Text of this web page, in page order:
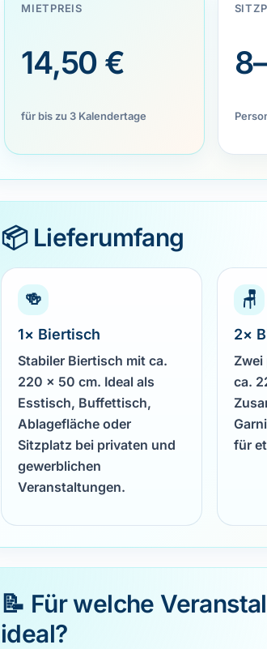
MIETPREIS
14,50 €
für bis zu 3 Kalendertage
📦 Lieferumfang
🍻
1× Biertisch
Stabiler Biertisch mit ca.
220 × 50 cm. Ideal als
Esstisch, Buffettisch,
Ablagefläche oder
Sitzplatz bei privaten und
gewerblichen
Veranstaltungen.
🪑
2×
Zwei
ca.
für
📝 Für welche
ideal?